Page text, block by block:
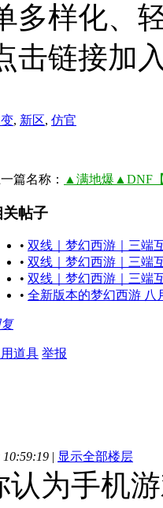
多样化、
击链接加
, 新区, 仿官
一篇名称： ▲满地爆▲DNF【
关帖子
• 双线｜梦幻西游｜三端
• 双线｜梦幻西游｜三端
• 双线｜梦幻西游｜三端
• 全新版本的梦幻西游 八
道具 举报
10:59:19 | 显示全部楼层
认为手机